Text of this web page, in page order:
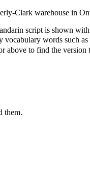
Clark warehouse in
script is shown
vocabulary words
to find the
them.